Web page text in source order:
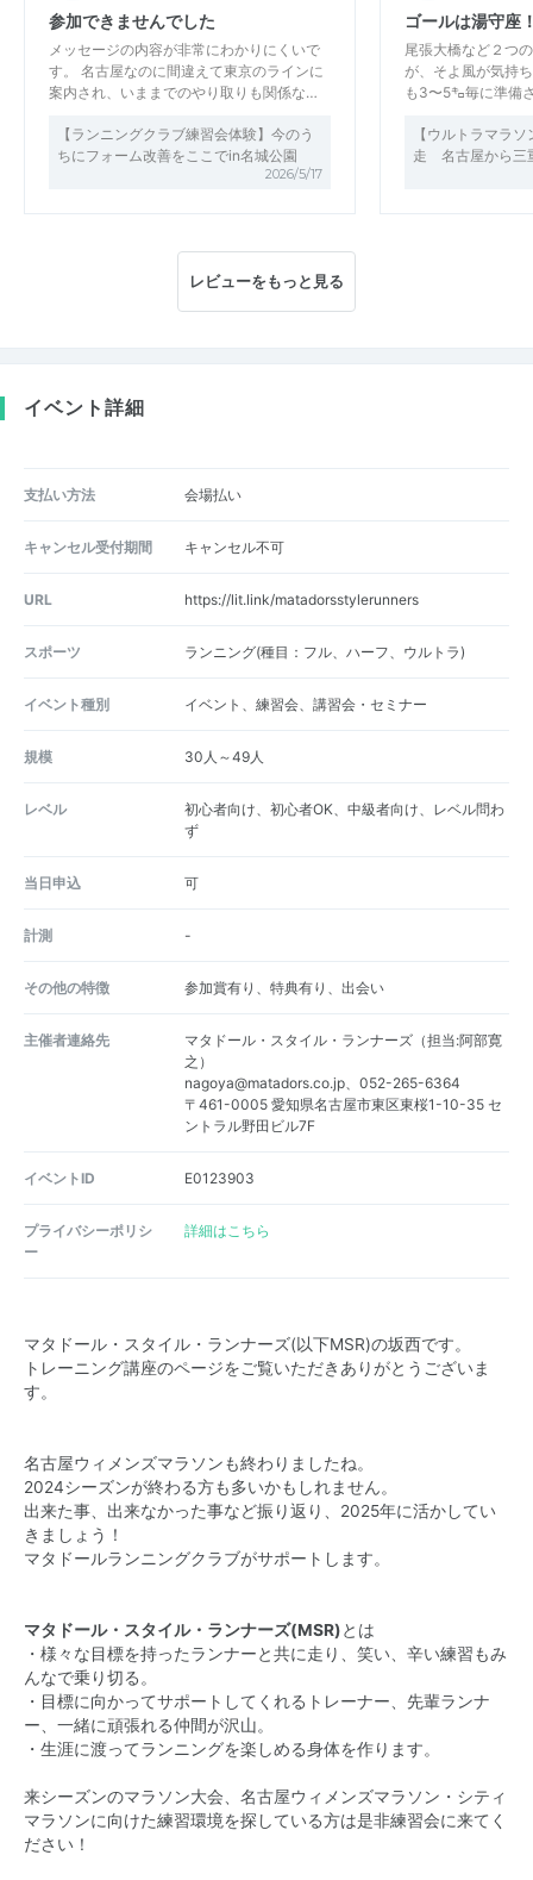
参加できませんでした
メッセージの内容が非常にわかりにくいで
す。 名古屋なのに間違えて東京のラインに
案内され、いままでのやり取りも関係な…
【ランニングクラブ練習会体験】今のう
ちにフォーム改善をここでin名城公園
2026/5/17
ゴールは湯守座
尾張大橋など２つ
が、そよ風が気持
も3〜5㌔毎に準備
【ウルトラマラ
走 名古屋から三
レビューをもっと見る
イベント詳細
支払い方法 会場払い
キャンセル受付期間 キャンセル不可
URL https://lit.link/matadorsstylerunners
スポーツ ランニング(種目：フル、ハーフ、ウルトラ)
イベント種別 イベント、練習会、講習会・セミナー
規模 30人～49人
レベル
初心者向け、初心者OK、中級者向け、レベル問わ
ず
当日申込 可
計測 -
その他の特徴 参加賞有り、特典有り、出会い
主催者連絡先
マタドール・スタイル・ランナーズ（担当:阿部寛
之）
nagoya@matadors.co.jp、052-265-6364
〒461-0005 愛知県名古屋市東区東桜1-10-35 セ
ントラル野田ビル7F
イベントID E0123903
プライバシーポリシ
ー
詳細はこちら
マタドール・スタイル・ランナーズ(以下MSR)の坂西です。
トレーニング講座のページをご覧いただきありがとうございま
す。
名古屋ウィメンズマラソンも終わりましたね。
2024シーズンが終わる方も多いかもしれません。
出来た事、出来なかった事など振り返り、2025年に活かしてい
きましょう！
マタドールランニングクラブがサポートします。
マタドール・スタイル・ランナーズ(MSR)とは
・様々な目標を持ったランナーと共に走り、笑い、辛い練習もみ
んなで乗り切る。
・目標に向かってサポートしてくれるトレーナー、先輩ランナ
ー、一緒に頑張れる仲間が沢山。
・生涯に渡ってランニングを楽しめる身体を作ります。
来シーズンのマラソン大会、名古屋ウィメンズマラソン・シティ
マラソンに向けた練習環境を探している方は是非練習会に来てく
ださい！